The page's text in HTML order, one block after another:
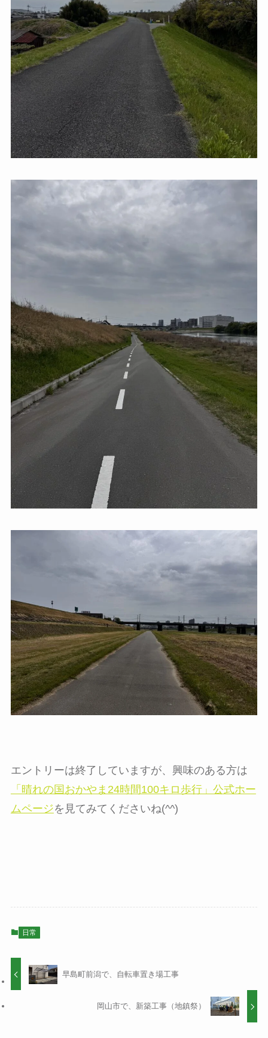
エントリーは終了していますが、興味のある方は
「晴れの国おかやま24時間100キロ歩行」公式ホー
ムページを見てみてくださいね(^^)
日常
早島町前潟で、自転車置き場工事
岡山市で、新築工事（地鎮祭）